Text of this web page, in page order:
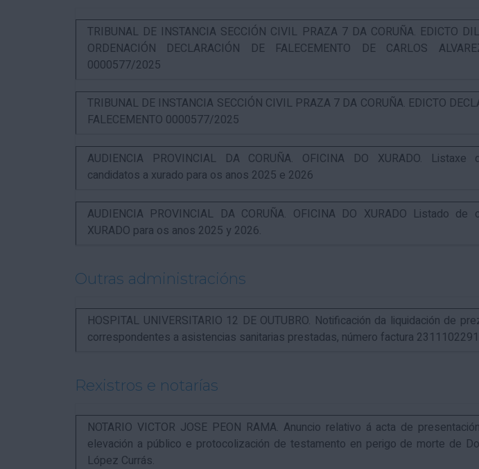
TRIBUNAL DE INSTANCIA SECCIÓN CIVIL PRAZA 7 DA CORUÑA. EDICTO
ORDENACIÓN DECLARACIÓN DE FALECEMENTO DE CARLOS
0000577/2025
TRIBUNAL DE INSTANCIA SECCIÓN CIVIL PRAZA 7 DA CORUÑA. EDICTO
FALECEMENTO 0000577/2025
AUDIENCIA PROVINCIAL DA CORUÑA. OFICINA DO XURADO. Listaxe
candidatos a xurado para os anos 2025 e 2026
AUDIENCIA PROVINCIAL DA CORUÑA. OFICINA DO XURADO Listado de
XURADO para os anos 2025 y 2026.
Outras administracións
HOSPITAL UNIVERSITARIO 12 DE OUTUBRO. Notificación da liquidación de
correspondentes a asistencias sanitarias prestadas, número factura 2311102291
Rexistros e notarías
NOTARIO VICTOR JOSE PEON RAMA. Anuncio relativo á acta de
elevación a público e protocolización de testamento en perigo de morte de
López Currás.